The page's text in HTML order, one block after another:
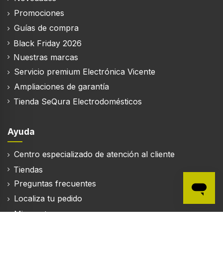
Promociones
Guías de compra
Black Friday 2026
Nuestras marcas
Servicio premium Electrónica Vicente
Ampliaciones de garantía
Tienda SeQura Electrodomésticos
Ayuda
Centro especializado de atención al cliente
Tiendas
Preguntas frecuentes
Localiza tu pedido
Mi cuenta